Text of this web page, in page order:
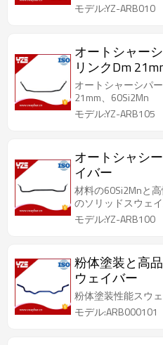
モデル:YZ-ARB010
オートシャー
リンクDm
オートシャーシパ
21mm、60Si2Mn
モデル:YZ-ARB105
オートシャシ
イバー
材料の60Si2Mnと
のソリッドスウェイ
モデル:YZ-ARB100
粉体塗装と高
ウェイバー
粉体塗装性能スウ
モデル:ARB000101